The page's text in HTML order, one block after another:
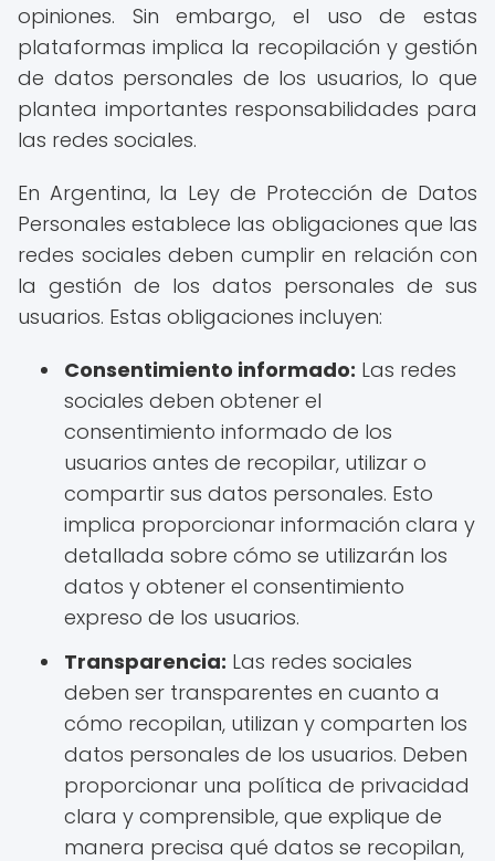
opiniones. Sin embargo, el uso de estas
plataformas implica la recopilación y gestión
de datos personales de los usuarios, lo que
plantea importantes responsabilidades para
las redes sociales.
En Argentina, la Ley de Protección de Datos
Personales establece las obligaciones que las
redes sociales deben cumplir en relación con
la gestión de los datos personales de sus
usuarios. Estas obligaciones incluyen:
Consentimiento informado: Las redes
sociales deben obtener el
consentimiento informado de los
usuarios antes de recopilar, utilizar o
compartir sus datos personales. Esto
implica proporcionar información clara y
detallada sobre cómo se utilizarán los
datos y obtener el consentimiento
expreso de los usuarios.
Transparencia: Las redes sociales
deben ser transparentes en cuanto a
cómo recopilan, utilizan y comparten los
datos personales de los usuarios. Deben
proporcionar una política de privacidad
clara y comprensible, que explique de
manera precisa qué datos se recopilan,